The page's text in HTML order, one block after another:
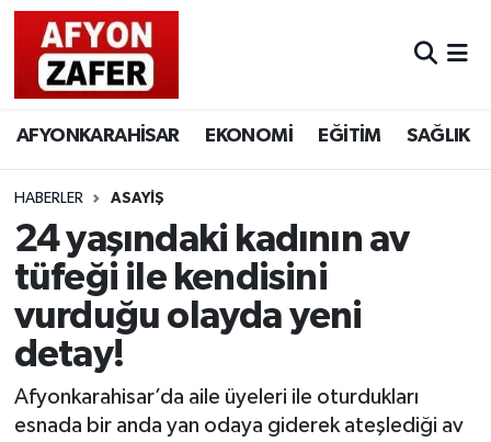
AFYONKARAHİSAR EKONOMİ EĞİTİM SAĞLIK
HABERLER ASAYİŞ
24 yaşındaki kadının av
tüfeği ile kendisini
vurduğu olayda yeni
detay!
Afyonkarahisar’da aile üyeleri ile oturdukları
esnada bir anda yan odaya giderek ateşlediği av